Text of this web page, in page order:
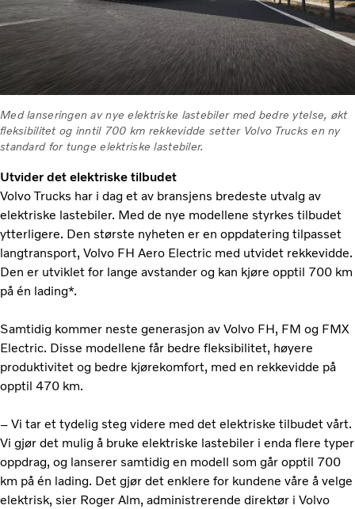
Med lanseringen av nye elektriske lastebiler med bedre ytelse, økt
fleksibilitet og inntil 700 km rekkevidde setter Volvo Trucks en ny
standard for tunge elektriske lastebiler.
Utvider det elektriske tilbudet
Volvo Trucks har i dag et av bransjens bredeste utvalg av
elektriske lastebiler. Med de nye modellene styrkes tilbudet
ytterligere. Den største nyheten er en oppdatering tilpasset
langtransport, Volvo FH Aero Electric med utvidet rekkevidde.
Den er utviklet for lange avstander og kan kjøre opptil 700 km
på én lading*.
Samtidig kommer neste generasjon av Volvo FH, FM og FMX
Electric. Disse modellene får bedre fleksibilitet, høyere
produktivitet og bedre kjørekomfort, med en rekkevidde på
opptil 470 km.
– Vi tar et tydelig steg videre med det elektriske tilbudet vårt.
Vi gjør det mulig å bruke elektriske lastebiler i enda flere typer
oppdrag, og lanserer samtidig en modell som går opptil 700
km på én lading. Det gjør det enklere for kundene våre å velge
elektrisk, sier Roger Alm, administrerende direktør i Volvo